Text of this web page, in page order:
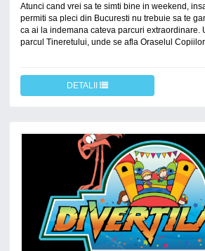
Atunci cand vrei sa te simti bine in weekend,
permiti sa pleci din Bucuresti nu trebuie sa te
ca ai la indemana cateva parcuri extraordinare.
parcul Tineretului, unde se afla Oraselul
DETALII